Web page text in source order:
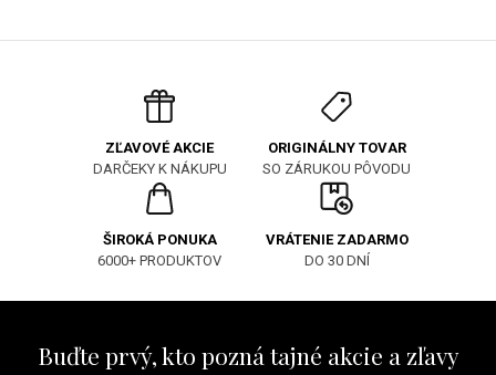
ZĽAVOVÉ AKCIE
DARČEKY K NÁKUPU
ORIGINÁLNY TOVAR
SO ZÁRUKOU PÔVODU
ŠIROKÁ PONUKA
6000+ PRODUKTOV
VRÁTENIE ZADARMO
DO 30 DNÍ
Buďte prvý, kto pozná tajné akcie a zľavy